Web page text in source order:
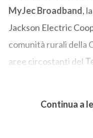
MyJec Broadband,
Jackson Electric
comunità rurali della
aree circostanti del
Continua a